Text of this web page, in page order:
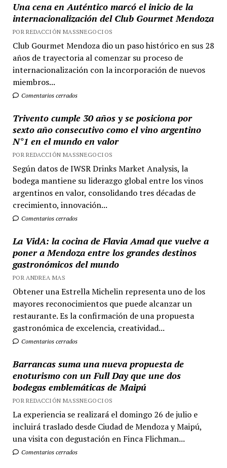
Una cena en Auténtico marcó el inicio de la
internacionalización del Club Gourmet Mendoza
POR REDACCIÓN MASSNEGOCIOS
Club Gourmet Mendoza dio un paso histórico en sus 28
años de trayectoria al comenzar su proceso de
internacionalización con la incorporación de nuevos
miembros...
Comentarios cerrados
Trivento cumple 30 años y se posiciona por
sexto año consecutivo como el vino argentino
N°1 en el mundo en valor
POR REDACCIÓN MASSNEGOCIOS
Según datos de IWSR Drinks Market Analysis, la
bodega mantiene su liderazgo global entre los vinos
argentinos en valor, consolidando tres décadas de
crecimiento, innovación...
Comentarios cerrados
La VidA: la cocina de Flavia Amad que vuelve a
poner a Mendoza entre los grandes destinos
gastronómicos del mundo
POR ANDREA MAS
Obtener una Estrella Michelin representa uno de los
mayores reconocimientos que puede alcanzar un
restaurante. Es la confirmación de una propuesta
gastronómica de excelencia, creatividad...
Comentarios cerrados
Barrancas suma una nueva propuesta de
enoturismo con un Full Day que une dos
bodegas emblemáticas de Maipú
POR REDACCIÓN MASSNEGOCIOS
La experiencia se realizará el domingo 26 de julio e
incluirá traslado desde Ciudad de Mendoza y Maipú,
una visita con degustación en Finca Flichman...
Comentarios cerrados